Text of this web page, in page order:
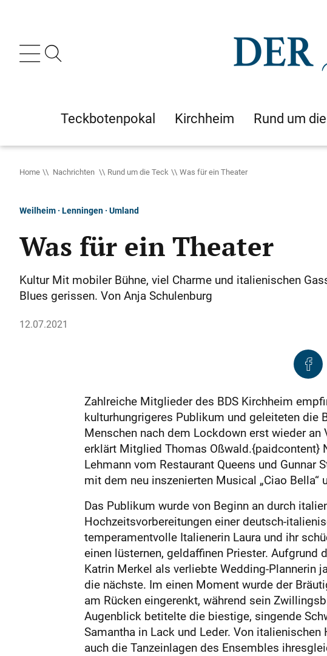
Teckbotenpokal Kirchheim Rund um
Home Nachrichten Rund um die Teck Was für ein Theater
Weilheim · Lenningen · Umland
Was für ein Theater
Kultur Mit mobiler Bühne, viel Charme und italienischen
Blues gerissen. Von Anja Schulenburg
12.07.2021
Zahlreiche Mitglieder des BDS Kirchheim
kulturhungrigeres Publikum und geleiteten die
Menschen nach dem Lockdown erst wieder
erklärt Mitglied Thomas Oßwald.{paidcontent}
Lehmann vom Restaurant Queens und
mit dem neu inszenierten Musical „Ciao
Das Publikum wurde von Beginn an durch
Hochzeitsvorbereitungen einer deutsch-
temperamentvolle Italienerin Laura und ihr
einen lüsternen, geldaffinen Priester.
Katrin Merkel als verliebte Wedding-Plannerin
die nächste. Im einen Moment wurde der
am Rücken eingerenkt, während sein
Augenblick betitelte die biestige, singende
Samantha in Lack und Leder. Von italienischen
auch die Tanzeinlagen des Ensembles